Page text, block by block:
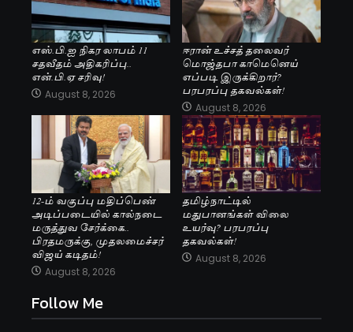
எஸ்.பி.ஐ நிகர லாபம் 11
சதவீதம் அதிகரிப்பு..
என்.பி.ஏ சரிவு!
August 8, 2026
ஈரான் உச்சத் தலைவர்
மொஜ்தபா காமெனெய்
எப்படி இருக்கிறார்?
பரபரப்பு தகவல்கள்!
August 8, 2026
12-ம் வகுப்பு மதிப்பெண்
அடிப்படையில் கால்நடை
மருத்துவ சேர்க்கை..
பிரதமருக்கு, முதலமைச்சர்
விஜய் கடிதம்!
August 8, 2026
தமிழ்நாட்டில்
மதுபானங்கள் விலை
உயர்வு? பரபரப்பு
தகவல்கள்!
August 8, 2026
Follow Me